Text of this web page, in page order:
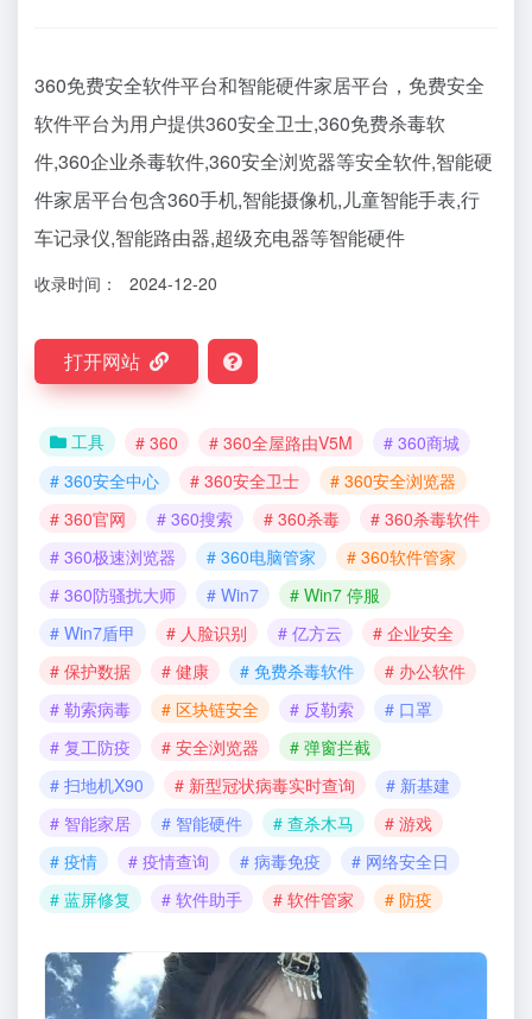
360免费安全软件平台和智能硬件家居平台，免费安全
软件平台为用户提供360安全卫士,360免费杀毒软
件,360企业杀毒软件,360安全浏览器等安全软件,智能硬
件家居平台包含360手机,智能摄像机,儿童智能手表,行
车记录仪,智能路由器,超级充电器等智能硬件
收录时间： 2024-12-20
打开网站
工具 # 360 # 360全屋路由V5M
# 360商城
# 360安全中心
# 360安全卫士
# 360安全浏览器
# 360官网
# 360搜索 # 360杀毒
# 360杀毒软件
# 360极速浏览器
# 360电脑管家
# 360软件管家
# 360防骚扰大师
# Win7
# Win7 停服
# Win7盾甲
# 人脸识别 # 亿方云
# 企业安全
# 保护数据
# 健康 # 免费杀毒软件
# 办公软件
# 勒索病毒
# 区块链安全 # 反勒索
# 口罩
# 复工防疫
# 安全浏览器
# 弹窗拦截
# 扫地机X90
# 新型冠状病毒实时查询
# 新基建
# 智能家居
# 智能硬件 # 查杀木马
# 游戏
# 疫情
# 疫情查询 # 病毒免疫
# 网络安全日
# 蓝屏修复
# 软件助手 # 软件管家 # 防疫